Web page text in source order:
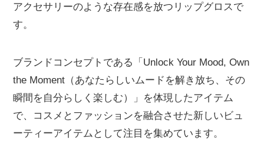
アクセサリーのような存在感を放つリップグロスで
す。
ブランドコンセプトである「Unlock Your Mood, Own
the Moment（あなたらしいムードを解き放ち、その
瞬間を自分らしく楽しむ）」を体現したアイテム
で、コスメとファッションを融合させた新しいビュ
ーティーアイテムとして注目を集めています。